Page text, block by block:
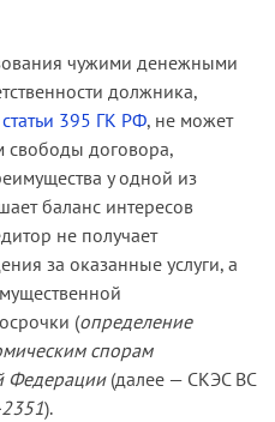
чужими денежными
должника,
395 ГК РФ, не может
свободы договора,
у одной из
баланс интересов
не получает
за оказанные услуги, а
(определение
спорам
Федерации(далее — СКЭС ВС
).